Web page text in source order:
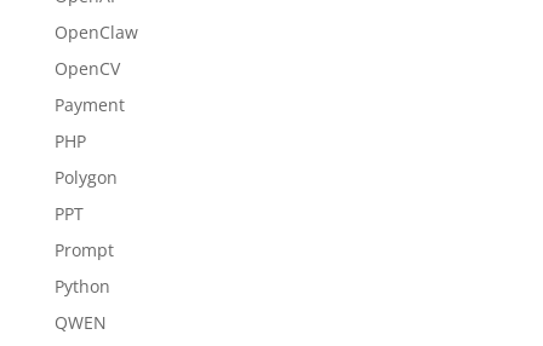
OpenClaw
OpenCV
Payment
PHP
Polygon
PPT
Prompt
Python
QWEN